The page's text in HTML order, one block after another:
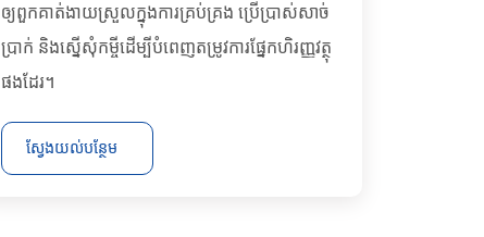
ឲ្យពួកគាត់ងាយស្រួលក្នុងការគ្រប់គ្រង ប្រើប្រាស់សាច់
ប្រាក់ និងស្នើសុំកម្ចីដើម្បីបំពេញតម្រូវការផ្នែកហិរញ្ញវត្ថុ
ផងដែរ។
ស្វែងយល់បន្ថែម